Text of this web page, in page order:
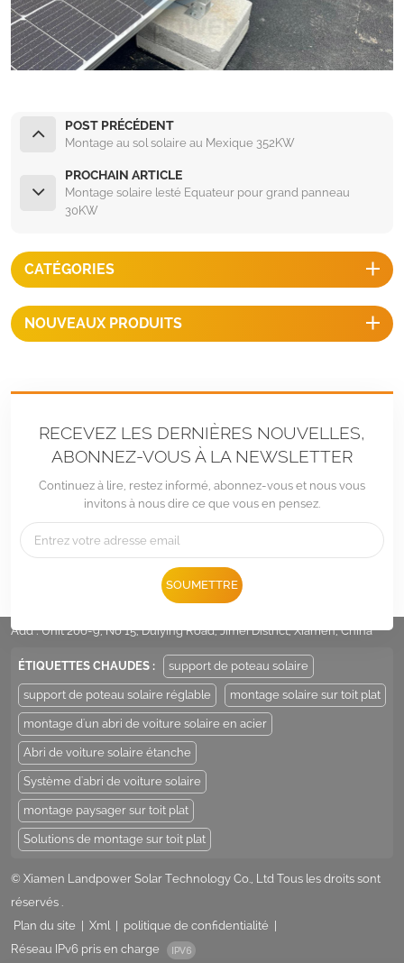
POST PRÉCÉDENT
Montage au sol solaire au Mexique 352KW
PROCHAIN ARTICLE
Montage solaire lesté Equateur pour grand panneau
30KW
CATÉGORIES
NOUVEAUX PRODUITS
RECEVEZ LES DERNIÈRES NOUVELLES,
ABONNEZ-VOUS À LA NEWSLETTER
Continuez à lire, restez informé, abonnez-vous et nous vous
invitons à nous dire ce que vous en pensez.
SOUMETTRE
Sales@LandpowerSolar.com
Add : Unit 206-9, No 15, Duiying Road, Jimei District, Xiamen, China
ÉTIQUETTES CHAUDES : support de poteau solaire
support de poteau solaire réglable montage solaire sur toit plat
montage d'un abri de voiture solaire en acier
Abri de voiture solaire étanche
Système d'abri de voiture solaire
montage paysager sur toit plat
Solutions de montage sur toit plat
© Xiamen Landpower Solar Technology Co., Ltd Tous les droits sont
réservés .
Plan du site
Xml politique de confidentialité
Réseau IPv6 pris en charge